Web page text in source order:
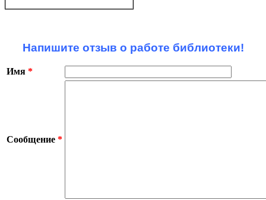
Напишите отзыв о работе библиотеки!
Имя *
Сообщение *